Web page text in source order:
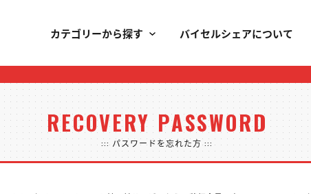
カテゴリーから探す バイセルシェアについて
RECOVERY PASSWORD
::: パスワードを忘れた方 :::